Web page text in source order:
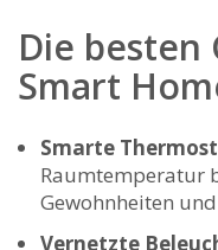
Die
Smart
Smarte
Raumtemperatur
Gewohnheiten
Vernetzte⁤